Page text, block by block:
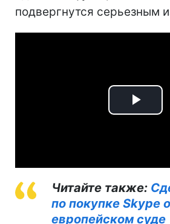
подвергнутся серьезным
Play
Читайте также:
по покупке Skype
европейском суде